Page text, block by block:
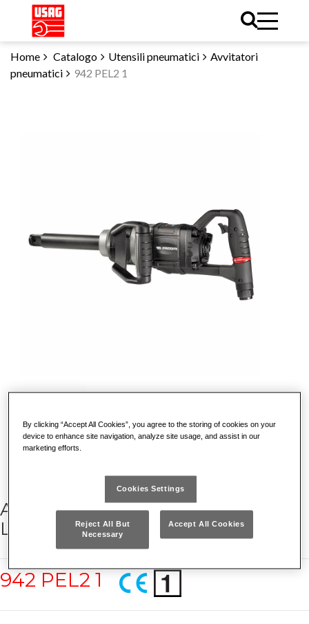
Home Catalogo Utensili pneumatici
Avvitatori
pneumatici
942 PEL2 1
AVVITATORE REVERSIBILE IN
LINEA IN MATERIALE COMPOSITO
942 PEL2 1
By clicking “Accept All Cookies”, you agree to the storing of cookies on your
device to enhance site navigation, analyze site usage, and assist in our
marketing efforts.
Cookies Settings
Reject All But
Necessary
Accept All Cookies